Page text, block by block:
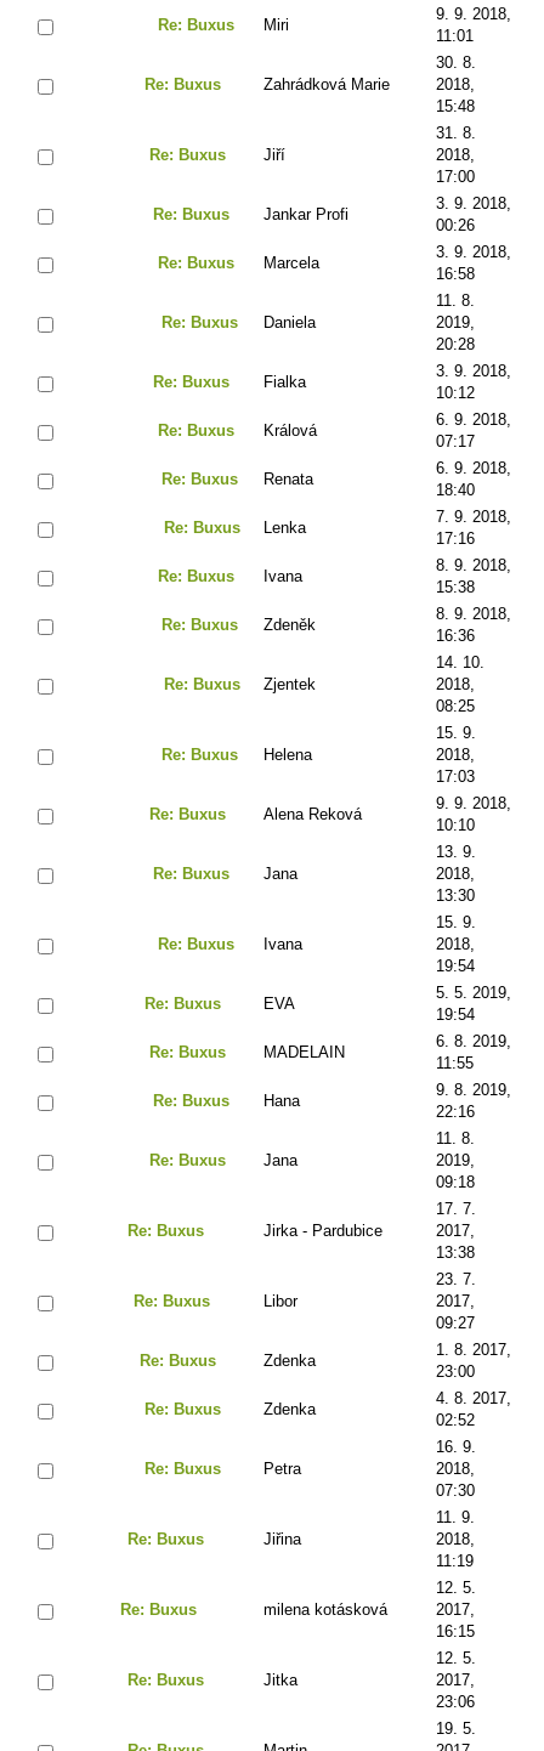
Re: Buxus Miri
9. 9. 2018,
11:01
Re: Buxus Zahrádková Marie
30. 8.
2018,
15:48
Re: Buxus Jiří
31. 8.
2018,
17:00
Re: Buxus Jankar Profi
3. 9. 2018,
00:26
Re: Buxus Marcela
3. 9. 2018,
16:58
Re: Buxus Daniela
11. 8.
2019,
20:28
Re: Buxus Fialka
3. 9. 2018,
10:12
Re: Buxus Králová
6. 9. 2018,
07:17
Re: Buxus Renata
6. 9. 2018,
18:40
Re: Buxus Lenka
7. 9. 2018,
17:16
Re: Buxus Ivana
8. 9. 2018,
15:38
Re: Buxus Zdeněk
8. 9. 2018,
16:36
Re: Buxus Zjentek
14. 10.
2018,
08:25
Re: Buxus Helena
15. 9.
2018,
17:03
Re: Buxus Alena Reková
9. 9. 2018,
10:10
Re: Buxus Jana
13. 9.
2018,
13:30
Re: Buxus Ivana
15. 9.
2018,
19:54
Re: Buxus EVA
5. 5. 2019,
19:54
Re: Buxus MADELAIN
6. 8. 2019,
11:55
Re: Buxus Hana
9. 8. 2019,
22:16
Re: Buxus Jana
11. 8.
2019,
09:18
Re: Buxus Jirka - Pardubice
17. 7.
2017,
13:38
Re: Buxus Libor
23. 7.
2017,
09:27
Re: Buxus Zdenka
1. 8. 2017,
23:00
Re: Buxus Zdenka
4. 8. 2017,
02:52
Re: Buxus Petra
16. 9.
2018,
07:30
Re: Buxus Jiřina
11. 9.
2018,
11:19
Re: Buxus milena kotásková
12. 5.
2017,
16:15
Re: Buxus Jitka
12. 5.
2017,
23:06
19. 5.